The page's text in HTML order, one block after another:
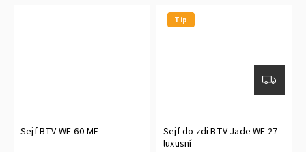
Sejf BTV WE-60-ME
Tip
Sejf do zdi BTV Jade WE 27
luxusní